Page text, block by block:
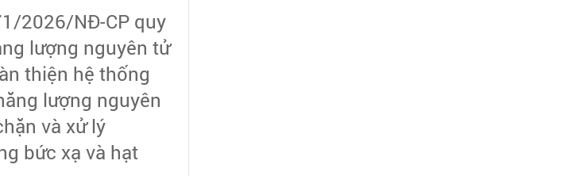
2026/NĐ-CP quy
lượng nguyên tử
thiện hệ thống
lượng nguyên
và xử lý
bức xạ và hạt